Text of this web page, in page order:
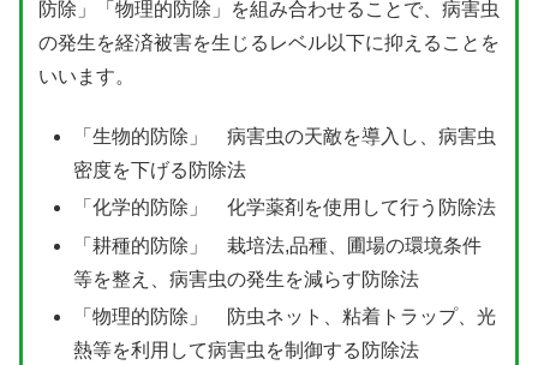
防除」「物理的防除」を組み合わせることで、病害虫
の発生を経済被害を生じるレベル以下に抑えることを
いいます。
「生物的防除」 病害虫の天敵を導入し、病害虫
密度を下げる防除法
「化学的防除」 化学薬剤を使用して行う防除法
「耕種的防除」 栽培法,品種、圃場の環境条件
等を整え、病害虫の発生を減らす防除法
「物理的防除」 防虫ネット、粘着トラップ、光
熱等を利用して病害虫を制御する防除法